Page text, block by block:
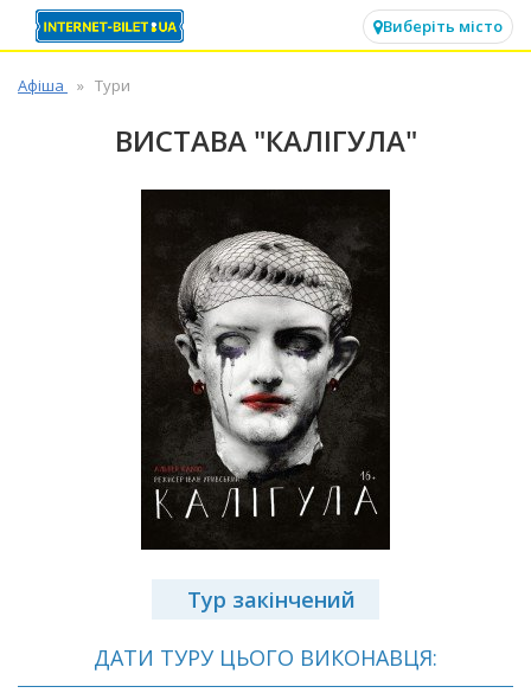
Виберіть місто
Афіша Тури
ВИСТАВА "КАЛІГУЛА"
Тур закінчений
ДАТИ ТУРУ ЦЬОГО ВИКОНАВЦЯ: